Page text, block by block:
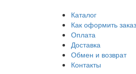
Каталог
Как оформить
Оплата
Доставка
Обмен и возврат
Контакты